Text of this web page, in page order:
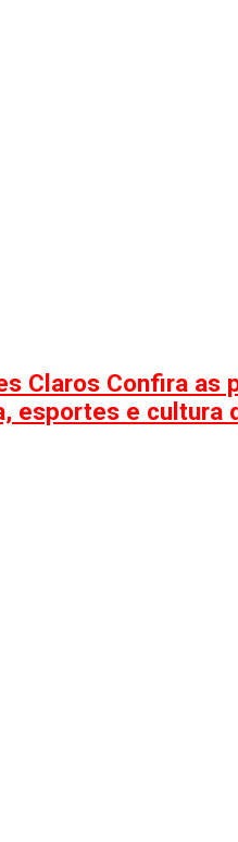
Claros Confira as
esportes e cultura